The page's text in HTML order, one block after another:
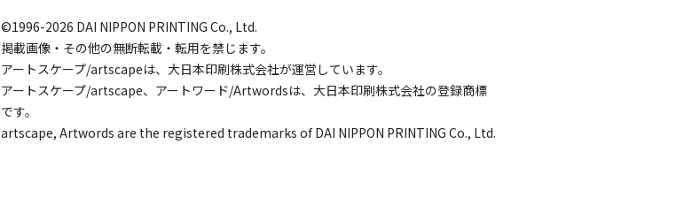
©1996-2026 DAI NIPPON PRINTING Co., Ltd.
掲載画像・その他の無断転載・転用を禁じます。
アートスケープ/artscapeは、大日本印刷株式会社が運営しています。
アートスケープ/artscape、アートワード/Artwordsは、大日本印刷株式会社の登録商標
です。
artscape, Artwords are the registered trademarks of DAI NIPPON PRINTING Co., Ltd.